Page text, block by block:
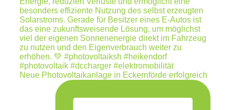
Neue Photovoltaikanlage in Eckernförde erfolgreich